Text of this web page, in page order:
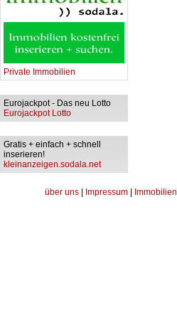
Private Immobilien
Eurojackpot - Das neu Lotto
Eurojackpot Lotto
Gratis + einfach + schnell
inserieren!
kleinanzeigen.sodala.net
über uns Impressum Immobilien